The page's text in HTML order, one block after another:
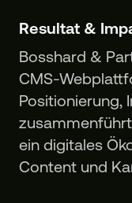
Resultat &
Bosshard &
CMS-
Positionierung,
ein digitales
Content und